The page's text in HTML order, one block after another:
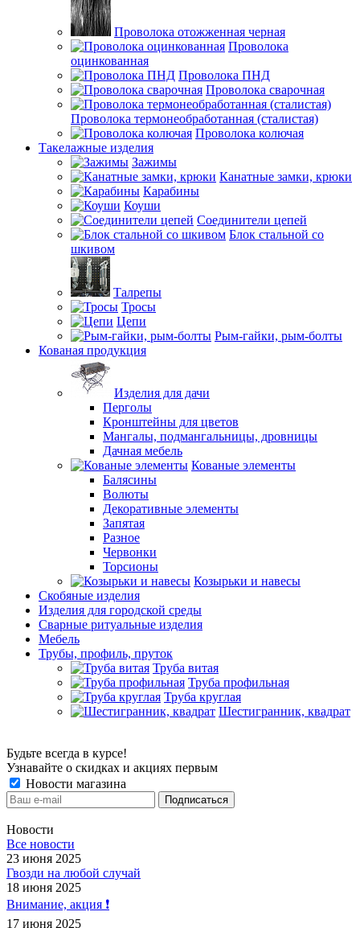
Проволока отожженная черная
Проволока
оцинкованная
Проволока ПНД
Проволока сварочная
Проволока термонеобработанная (сталистая)
Проволока колючая
Такелажные изделия
Зажимы
Канатные замки, крюки
Карабины
Коуши
Соединители цепей
Блок стальной со
шкивом
Талрепы
Тросы
Цепи
Рым-гайки, рым-болты
Кованая продукция
Изделия для дачи
Перголы
Кронштейны для цветов
Мангалы, подмангальницы, дровницы
Дачная мебель
Кованые элементы
Балясины
Волюты
Декоративные элементы
Запятая
Разное
Червонки
Торсионы
Козырьки и навесы
Скобяные изделия
Изделия для городской среды
Сварные ритуальные изделия
Мебель
Трубы, профиль, пруток
Труба витая
Труба профильная
Труба круглая
Шестигранник, квадрат
Будьте всегда в курсе!
Узнавайте о скидках и акциях первым
Новости магазина
Новости
Все новости
23 июня 2025
Гвозди на любой случай
18 июня 2025
Внимание, акция ❗️
17 июня 2025